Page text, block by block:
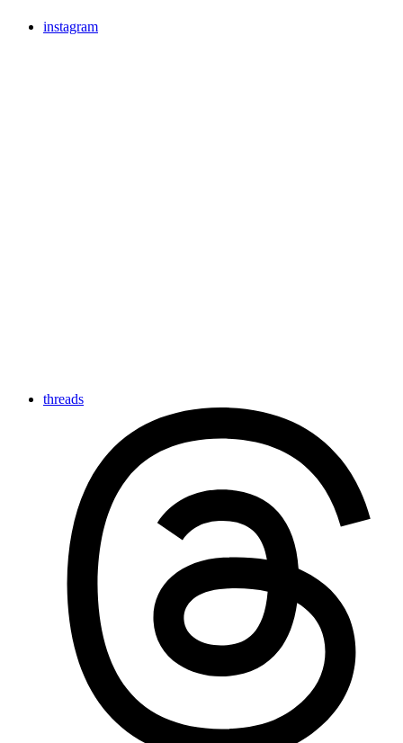
instagram
threads